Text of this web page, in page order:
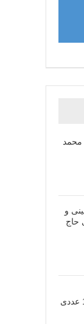
محمد
و
عددی حاج
دودی(BBQ)بسته 10 عددی